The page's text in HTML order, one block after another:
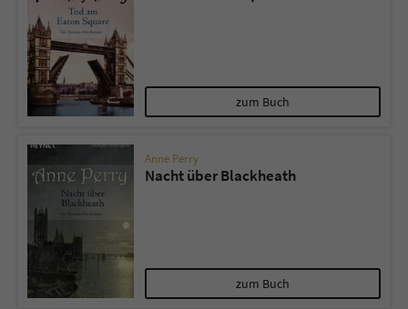
zum Buch
Anne Perry
Nacht über Blackheath
zum Buch